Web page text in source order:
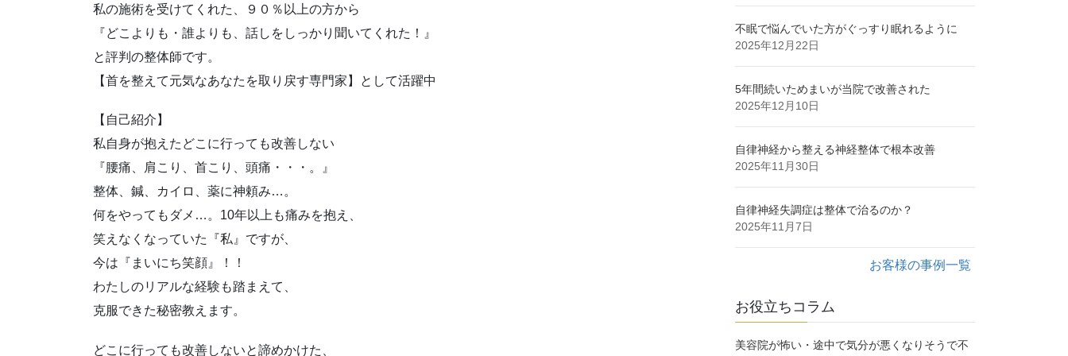
私の施術を受けてくれた、９０％以上の方から
『どこよりも・誰よりも、話しをしっかり聞いてくれた！』
と評判の整体師です。
【首を整えて元気なあなたを取り戻す専門家】として活躍中
【自己紹介】
私自身が抱えたどこに行っても改善しない
『腰痛、肩こり、首こり、頭痛・・・。』
整体、鍼、カイロ、薬に神頼み…。
何をやってもダメ…。10年以上も痛みを抱え、
笑えなくなっていた『私』ですが、
今は『まいにち笑顔』！！
わたしのリアルな経験も踏まえて、
克服できた秘密教えます。
どこに行っても改善しないと諦めかけた、
不眠で悩んでいた方がぐっすり眠れるように
2025年12月22日
5年間続いためまいが当院で改善された
2025年12月10日
自律神経から整える神経整体で根本改善
2025年11月30日
自律神経失調症は整体で治るのか？
2025年11月7日
お客様の事例一覧
お役立ちコラム
美容院が怖い・途中で気分が悪くなりそうで不